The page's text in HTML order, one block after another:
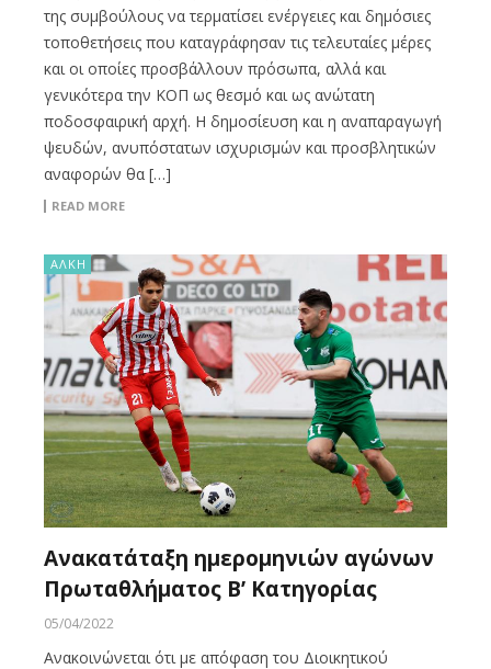
της συμβούλους να τερματίσει ενέργειες και δημόσιες
τοποθετήσεις που καταγράφησαν τις τελευταίες μέρες
και οι οποίες προσβάλλουν πρόσωπα, αλλά και
γενικότερα την ΚΟΠ ως θεσμό και ως ανώτατη
ποδοσφαιρική αρχή. Η δημοσίευση και η αναπαραγωγή
ψευδών, ανυπόστατων ισχυρισμών και προσβλητικών
αναφορών θα […]
READ MORE
ΑΛΚΗ
Ανακατάταξη ημερομηνιών αγώνων
Πρωταθλήματος Β’ Κατηγορίας
05/04/2022
Ανακοινώνεται ότι με απόφαση του Διοικητικού